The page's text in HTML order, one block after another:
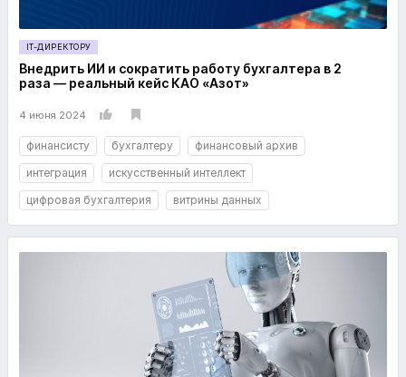
IT-ДИРЕКТОРУ
Внедрить ИИ и сократить работу бухгалтера в 2
раза — реальный кейс КАО «Азот»
4 июня 2024
финансисту бухгалтеру
финансовый архив
интеграция
искусственный интеллект
цифровая бухгалтерия
витрины данных